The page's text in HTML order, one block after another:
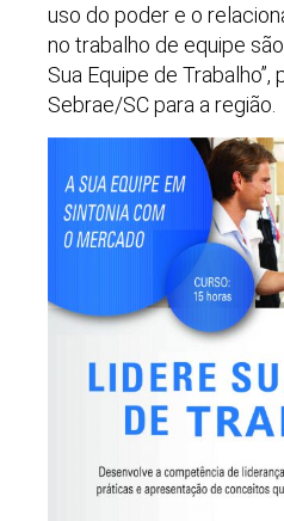
uso do poder e o
no trabalho de equipe
Sua Equipe de
Sebrae/SC para a região.